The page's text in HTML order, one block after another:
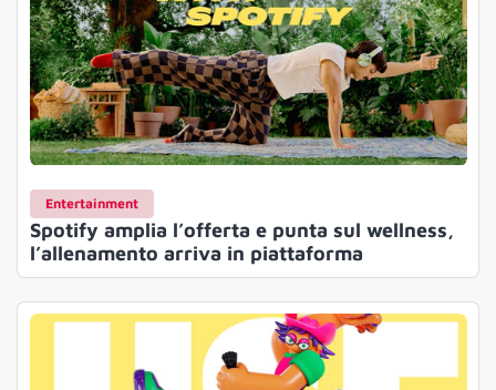
Entertainment
Spotify amplia l’offerta e punta sul wellness,
l’allenamento arriva in piattaforma